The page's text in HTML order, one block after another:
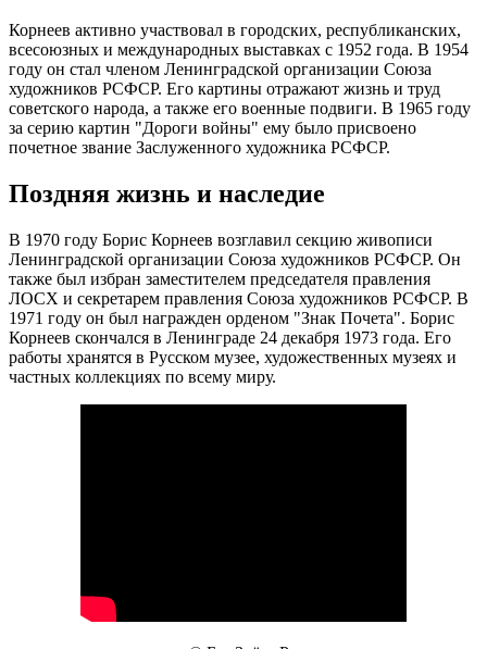
Корнеев активно участвовал в городских, республиканских,
всесоюзных и международных выставках с 1952 года. В 1954
году он стал членом Ленинградской организации Союза
художников РСФСР. Его картины отражают жизнь и труд
советского народа, а также его военные подвиги. В 1965 году
за серию картин "Дороги войны" ему было присвоено
почетное звание Заслуженного художника РСФСР.
Поздняя жизнь и наследие
В 1970 году Борис Корнеев возглавил секцию живописи
Ленинградской организации Союза художников РСФСР. Он
также был избран заместителем председателя правления
ЛОСХ и секретарем правления Союза художников РСФСР. В
1971 году он был награжден орденом "Знак Почета". Борис
Корнеев скончался в Ленинграде 24 декабря 1973 года. Его
работы хранятся в Русском музее, художественных музеях и
частных коллекциях по всему миру.